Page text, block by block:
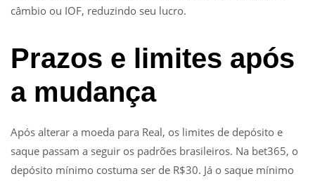
câmbio ou IOF, reduzindo seu lucro.
Prazos e limites após
a mudança
Após alterar a moeda para Real, os limites de depósito e
saque passam a seguir os padrões brasileiros. Na bet365, o
depósito mínimo costuma ser de R$30. Já o saque mínimo